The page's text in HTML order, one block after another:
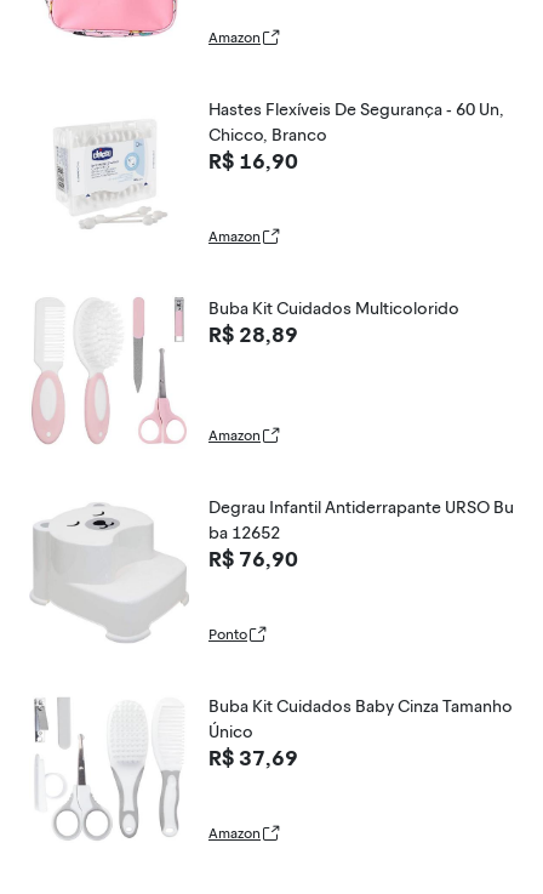
Amazon
Hastes Flexíveis De Segurança - 60 Un,
Chicco, Branco
R$ 16,90
Amazon
Buba Kit Cuidados Multicolorido
R$ 28,89
Amazon
Degrau Infantil Antiderrapante URSO Bu
ba 12652
R$ 76,90
Ponto
Buba Kit Cuidados Baby Cinza Tamanho
Único
R$ 37,69
Amazon